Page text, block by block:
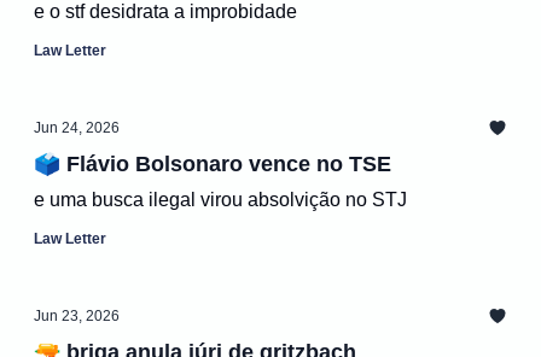
e o stf desidrata a improbidade
Law Letter
Jun 24, 2026
🗳️ Flávio Bolsonaro vence no TSE
e uma busca ilegal virou absolvição no STJ
Law Letter
Jun 23, 2026
🔫 briga anula júri de gritzbach